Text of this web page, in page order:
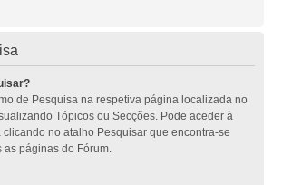
de Pesquisa na respetiva página localizada no
Tópicos ou Secções. Pode aceder à
clicando no atalho Pesquisar que encontra-se
as páginas do Fórum.